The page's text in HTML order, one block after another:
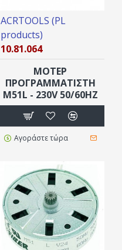
ACRTOOLS (PL
products)
10.81.064
ΜΟΤΕΡ
ΠΡΟΓΡΑΜΜΑΤΙΣΤΗ
M51L - 230V 50/60HZ
Αγοράστε τώρα